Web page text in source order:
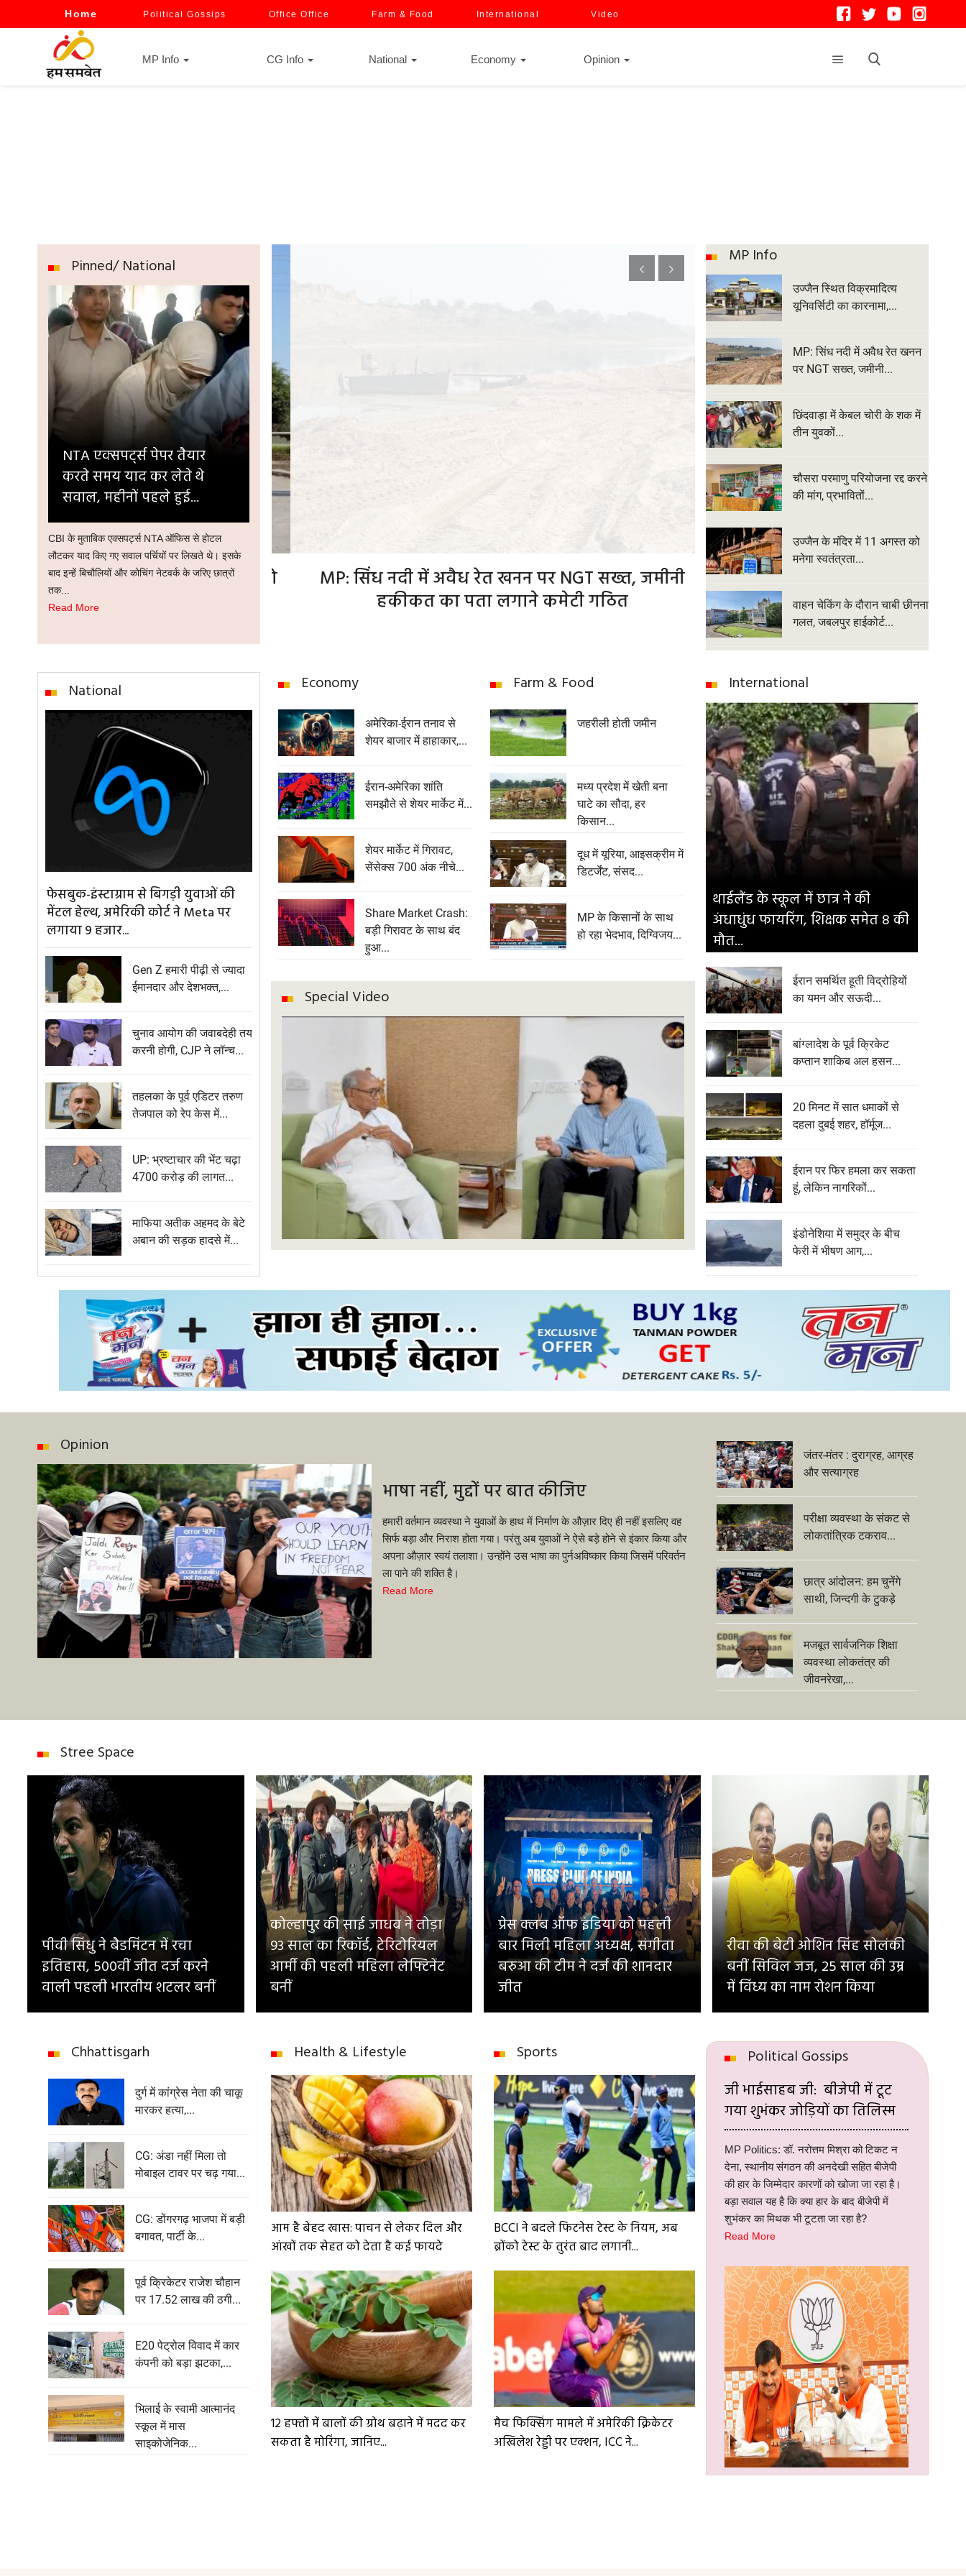
Home Political Gossips Office Office Farm & Food International Video
MP Info CG Info National Economy Opinion
Pinned/ National
NTA एक्सपर्ट्स पेपर तैयार
करते समय याद कर लेते थे
सवाल, महीनों पहले हुई...
CBI के मुताबिक एक्सपर्ट्स NTA ऑफिस से होटल
लौटकर याद किए गए सवाल पर्चियों पर लिखते थे। इसके
बाद इन्हें बिचौलियों और कोचिंग नेटवर्क के जरिए छात्रों
तक...
Read More
यूनिवर्सिटी का कारनामा, छात्र को
में से मिले 1604 अंक
MP: सिंध नदी में अवैध रेत खनन पर NGT सख्त, जमीनी
हकीकत का पता लगाने कमेटी गठित
छिंदवाड़ा में केबल चोरी के शक में
पिटाई, गले में केबल डालकर
MP Info
उज्जैन स्थित विक्रमादित्य
यूनिवर्सिटी का कारनामा,...
MP: सिंध नदी में अवैध रेत खनन
पर NGT सख्त, जमीनी...
छिंदवाड़ा में केबल चोरी के शक में
तीन युवकों...
चौसरा परमाणु परियोजना रद्द करने
की मांग, प्रभावितों...
उज्जैन के मंदिर में 11 अगस्त को
मनेगा स्वतंत्रता...
वाहन चेकिंग के दौरान चाबी छीनना
गलत, जबलपुर हाईकोर्ट...
National
फेसबुक-इंस्टाग्राम से बिगड़ी युवाओं की
मेंटल हेल्थ, अमेरिकी कोर्ट ने Meta पर
लगाया 9 हजार...
Gen Z हमारी पीढ़ी से ज्यादा
ईमानदार और देशभक्त,...
चुनाव आयोग की जवाबदेही तय
करनी होगी, CJP ने लॉन्च...
तहलका के पूर्व एडिटर तरुण
तेजपाल को रेप केस में...
UP: भ्रष्टाचार की भेंट चढ़ा
4700 करोड़ की लागत...
माफिया अतीक अहमद के बेटे
अबान की सड़क हादसे में...
Economy
अमेरिका-ईरान तनाव से
शेयर बाजार में हाहाकार,...
ईरान-अमेरिका शांति
समझौते से शेयर मार्केट में...
शेयर मार्केट में गिरावट,
सेंसेक्‍स 700 अंक नीचे...
Share Market Crash:
बड़ी गिरावट के साथ बंद
हुआ...
Farm & Food
जहरीली होती जमीन
मध्य प्रदेश में खेती बना
घाटे का सौदा, हर
किसान...
दूध में यूरिया, आइसक्रीम में
डिटर्जेंट, संसद...
MP के किसानों के साथ
हो रहा भेदभाव, दिग्विजय...
Special Video
International
थाईलैंड के स्कूल में छात्र ने की
अंधाधुंध फायरिंग, शिक्षक समेत 8 की
मौत...
ईरान समर्थित हूती विद्रोहियों
का यमन और सऊदी...
बांग्लादेश के पूर्व क्रिकेट
कप्तान शाकिब अल हसन...
20 मिनट में सात धमाकों से
दहला दुबई शहर, हॉर्मूज...
ईरान पर फिर हमला कर सकता
हूं, लेकिन नागरिकों...
इंडोनेशिया में समुद्र के बीच
फेरी में भीषण आग,...
Opinion
भाषा नहीं, मुद्दों पर बात कीजिए
हमारी वर्तमान व्यवस्था ने युवाओं के हाथ में निर्माण के औज़ार दिए ही नहीं इसलिए वह
सिर्फ बड़ा और निराश होता गया। परंतु अब युवाओं ने ऐसे बड़े होने से इंकार किया और
अपना औज़ार स्वयं तलाशा। उन्होंने उस भाषा का पुर्नअविष्कार किया जिसमें परिवर्तन
ला पाने की शक्ति है।
Read More
जंतर-मंतर : दुराग्रह, आग्रह
और सत्याग्रह
परीक्षा व्यवस्था के संकट से
लोकतांत्रिक टकराव...
छात्र आंदोलन: हम चुनेंगे
साथी, जिन्दगी के टुकड़े
मजबूत सार्वजनिक शिक्षा
व्यवस्था लोकतंत्र की
जीवनरेखा,...
Stree Space
पीवी सिंधु ने बैडमिंटन में रचा
इतिहास, 500वीं जीत दर्ज करने
वाली पहली भारतीय शटलर बनीं
कोल्हापुर की साई जाधव ने तोड़ा
93 साल का रिकॉर्ड, टेरिटोरियल
आर्मी की पहली महिला लेफ्टिनेंट
बनीं
प्रेस क्लब ऑफ इंडिया को पहली
बार मिली महिला अध्यक्ष, संगीता
बरुआ की टीम ने दर्ज की शानदार
जीत
रीवा की बेटी ओशिन सिंह सोलंकी
बनीं सिविल जज, 25 साल की उम्र
में विंध्य का नाम रोशन किया
Chhattisgarh
दुर्ग में कांग्रेस नेता की चाकू
मारकर हत्या,...
CG: अंडा नहीं मिला तो
मोबाइल टावर पर चढ़ गया...
CG: डोंगरगढ़ भाजपा में बड़ी
बगावत, पार्टी के...
पूर्व क्रिकेटर राजेश चौहान
पर 17.52 लाख की ठगी...
E20 पेट्रोल विवाद में कार
कंपनी को बड़ा झटका,...
भिलाई के स्वामी आत्मानंद
स्कूल में मास
साइकोजेनिक...
Health & Lifestyle
आम है बेहद खास: पाचन से लेकर दिल और
आंखों तक सेहत को देता है कई फायदे
12 हफ्तों में बालों की ग्रोथ बढ़ाने में मदद कर
सकता है मोरिंगा, जानिए...
Sports
BCCI ने बदले फिटनेस टेस्ट के नियम, अब
ब्रोंको टेस्ट के तुरंत बाद लगानी...
मैच फिक्सिंग मामले में अमेरिकी क्रिकेटर
अखिलेश रेड्डी पर एक्शन, ICC ने...
Political Gossips
जी भाईसाहब जी: बीजेपी में टूट
गया शुभंकर जोड़ियों का तिलिस्म
MP Politics: डॉ. नरोत्तम मिश्रा को टिकट न
देना, स्थानीय संगठन की अनदेखी सहित बीजेपी
की हार के जिम्मेदार कारणों को खोजा जा रहा है।
बड़ा सवाल यह है कि क्या हार के बाद बीजेपी में
शुभंकर का मिथक भी टूटता जा रहा है?
Read More